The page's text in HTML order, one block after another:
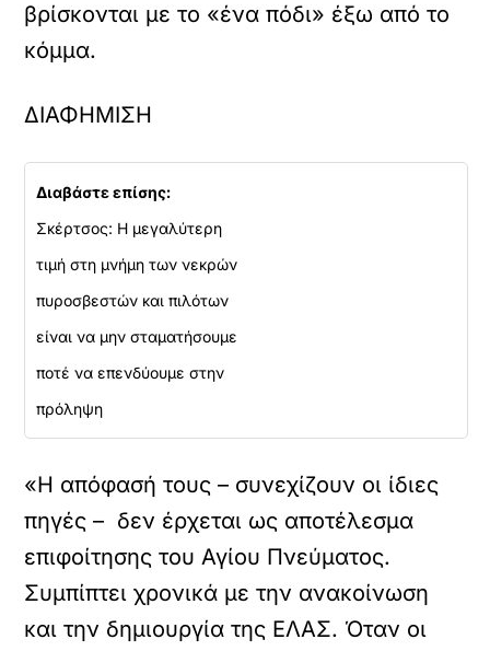
βρίσκονται με το «ένα πόδι» έξω από το
κόμμα.
ΔΙΑΦΗΜΙΣΗ
Διαβάστε επίσης:
Σκέρτσος: Η μεγαλύτερη
τιμή στη μνήμη των νεκρών
πυροσβεστών και πιλότων
είναι να μην σταματήσουμε
ποτέ να επενδύουμε στην
πρόληψη
«Η απόφασή τους – συνεχίζουν οι ίδιες
πηγές – δεν έρχεται ως αποτέλεσμα
επιφοίτησης του Αγίου Πνεύματος.
Συμπίπτει χρονικά με την ανακοίνωση
και την δημιουργία της ΕΛΑΣ. Όταν οι